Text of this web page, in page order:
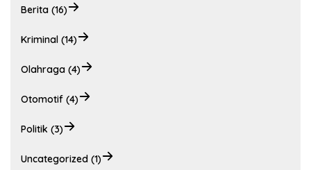
Berita (16)
Kriminal (14)
Olahraga (4)
Otomotif (4)
Politik (3)
Uncategorized (1)